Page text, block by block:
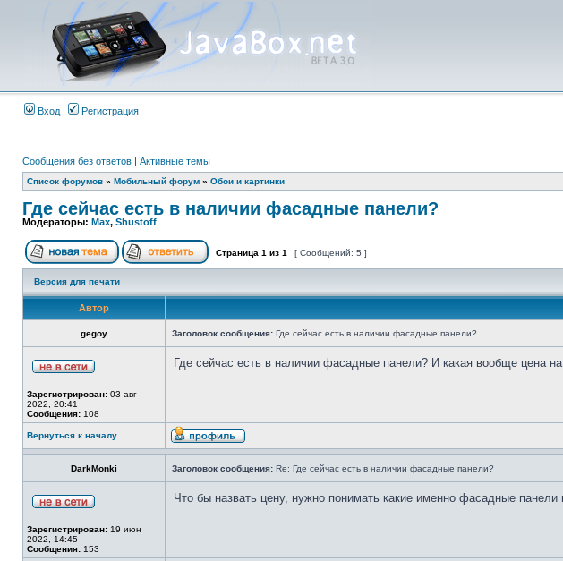
Вход Регистрация
Сообщения без ответов | Активные темы
Список форумов » Мобильный форум » Обои и картинки
Где сейчас есть в наличии фасадные панели?
Модераторы: Max, Shustoff
Страница 1 из 1 [ Сообщений: 5 ]
Версия для печати
Автор
gegoy Заголовок сообщения: Где сейчас есть в наличии фасадные панели?
Зарегистрирован: 03 авг
2022, 20:41
Сообщения: 108
Где сейчас есть в наличии фасадные панели? И какая вообще цена
Вернуться к началу
DarkMonki Заголовок сообщения: Re: Где сейчас есть в наличии фасадные панели?
Зарегистрирован: 19 июн
2022, 14:45
Сообщения: 153
Что бы назвать цену, нужно понимать какие именно фасадные панели